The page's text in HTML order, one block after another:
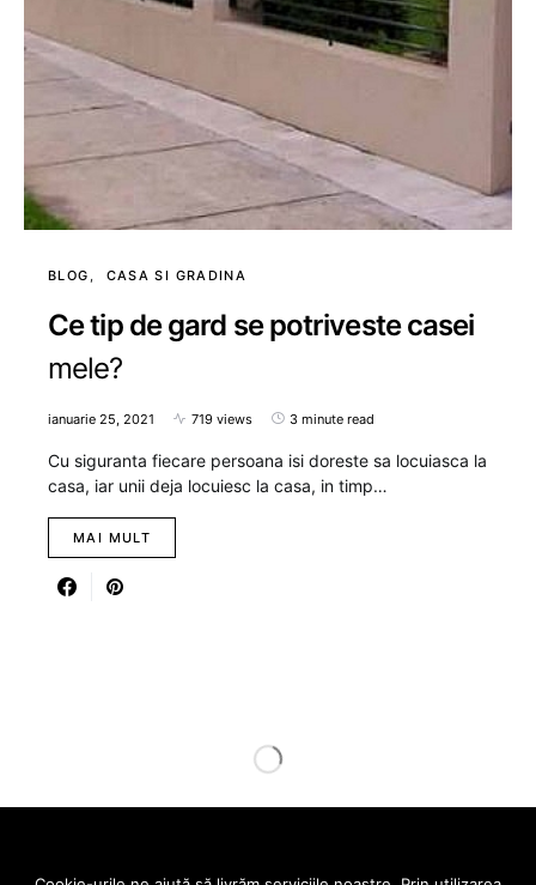
BLOG CASA SI GRADINA
Ce tip de gard se potriveste casei
mele?
ianuarie 25, 2021 719 views 3 minute read
Cu siguranta fiecare persoana isi doreste sa locuiasca la
casa, iar unii deja locuiesc la casa, in timp…
MAI MULT
Designed & Developed by SmartSeopack.com